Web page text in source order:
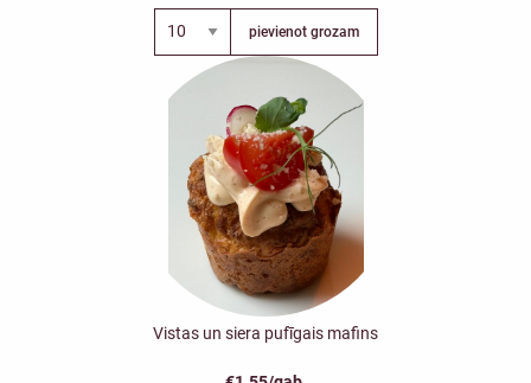
pievienot grozam
Vistas un siera pufīgais mafins